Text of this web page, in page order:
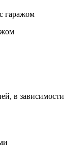
гаражом
в зависимости